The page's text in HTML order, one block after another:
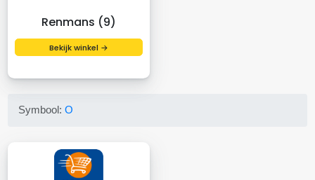
Renmans (9)
Bekijk winkel →
Symbool:O